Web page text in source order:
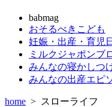
babmag
おそるべきこども
妊娠・出産・育児
ミルクジャポンブ
みんなの寝かしつ
みんなの出産エピ
home > スローライフ